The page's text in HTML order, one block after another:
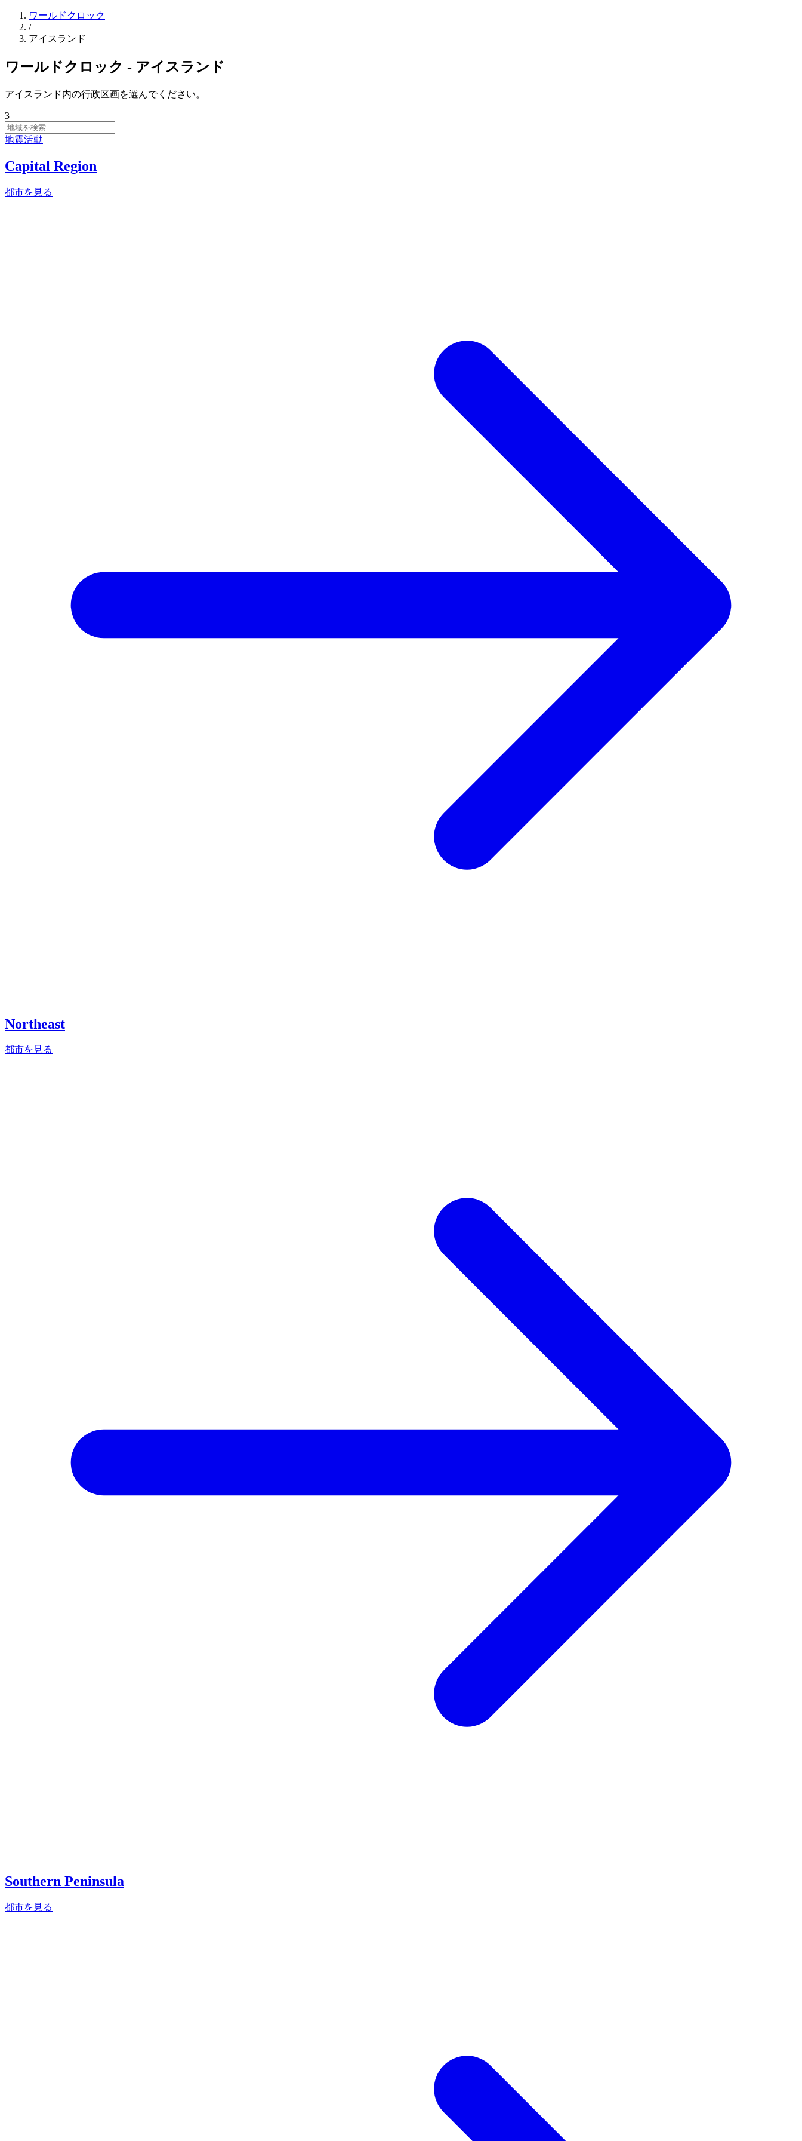
ワールドクロック
/
アイスランド
ワールドクロック - アイスランド
アイスランド内の行政区画を選んでください。
3
地震活動
Capital Region
都市を見る
Northeast
都市を見る
Southern Peninsula
都市を見る